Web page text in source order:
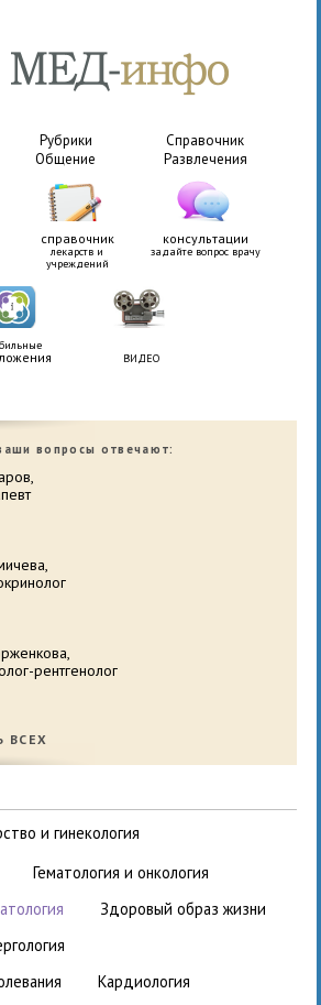
Рубрики
Справочник
Общение Развлечения
справочник
лекарств и
учреждений
консультации
задайте вопрос врачу
ВИДЕО
вопросы отвечают:
рентгенолог
ВСЕХ
и гинекология
гематология и онкология
здоровый образ жизни
кардиология